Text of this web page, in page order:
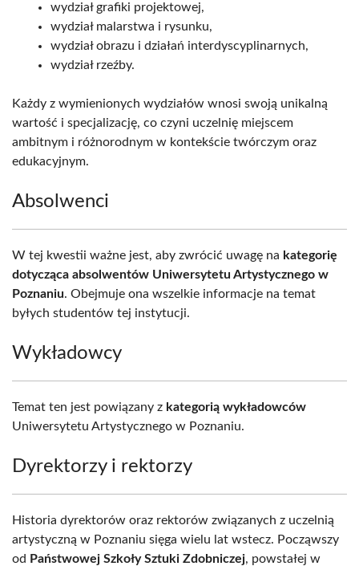
wydział grafiki projektowej,
wydział malarstwa i rysunku,
wydział obrazu i działań interdyscyplinarnych,
wydział rzeźby.
Każdy z wymienionych wydziałów wnosi swoją unikalną
wartość i specjalizację, co czyni uczelnię miejscem
ambitnym i różnorodnym w kontekście twórczym oraz
edukacyjnym.
Absolwenci
W tej kwestii ważne jest, aby zwrócić uwagę na kategorię
dotycząca absolwentów Uniwersytetu Artystycznego w
Poznaniu. Obejmuje ona wszelkie informacje na temat
byłych studentów tej instytucji.
Wykładowcy
Temat ten jest powiązany z kategorią wykładowców
Uniwersytetu Artystycznego w Poznaniu.
Dyrektorzy i rektorzy
Historia dyrektorów oraz rektorów związanych z uczelnią
artystyczną w Poznaniu sięga wielu lat wstecz. Począwszy
od Państwowej Szkoły Sztuki Zdobniczej, powstałej w